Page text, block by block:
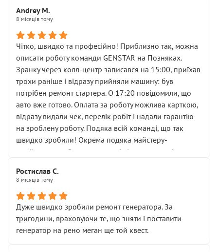
Для людини, яка хоча б трохи розуміється на техніці,
це звучить як мінімум непрофесійно, а як максимум —
спроба продати дорогий вузол замість елементарних
ущільнювачів.
Що прикро — це не перший мій візит. Раніше міняв у
вас стартер, і тоді сервіс наче справив хороше
враження. Але згодом знайшов декілька гайок під
лобовим склом. Мені пояснили, що це “старі гайки, які
відкручували”, і попросили не хвилюватися. ( надіюсь
новий власник, не застяг в полі))
Але після нинішнього візиту такі дрібниці вже не
здаються дрібницями.
Я — клієнт, який працює на довірі, і саме її цей сервіс
Хотілося б більше:
• належної уваги до авто
• прозорості в роботах і рахунках
• реальної діагностики, а не формального
“подивились і поїхав”
На жаль, складається враження, що сервіс працює не
Andrey M.
8 місяців тому
Чітко, швидко та професійно! Приблизно так, можна
описати роботу команди GENSTAR на Позняках.
Зранку через колл-центр записався на 15:00, приїхав
трохи раніше і відразу прийняли машину: був
потрібен ремонт стартера. О 17:20 повідомили, що
авто вже готово. Оплата за роботу можлива карткою,
відразу видали чек, перелік робіт і надали гарантію
на зроблену роботу. Подяка всій команді, що так
швидко зробили! Окрема подяка майстеру-
приймальнику Олександру: всі чітко та по суті.
звертатися до цього автосервісу.
Ростислав С.
8 місяців тому
Дуже швидко зробили ремонт генератора. За
тригодини, враховуючи те, що зняти і поставити
генератор на рено меган ще той квест.